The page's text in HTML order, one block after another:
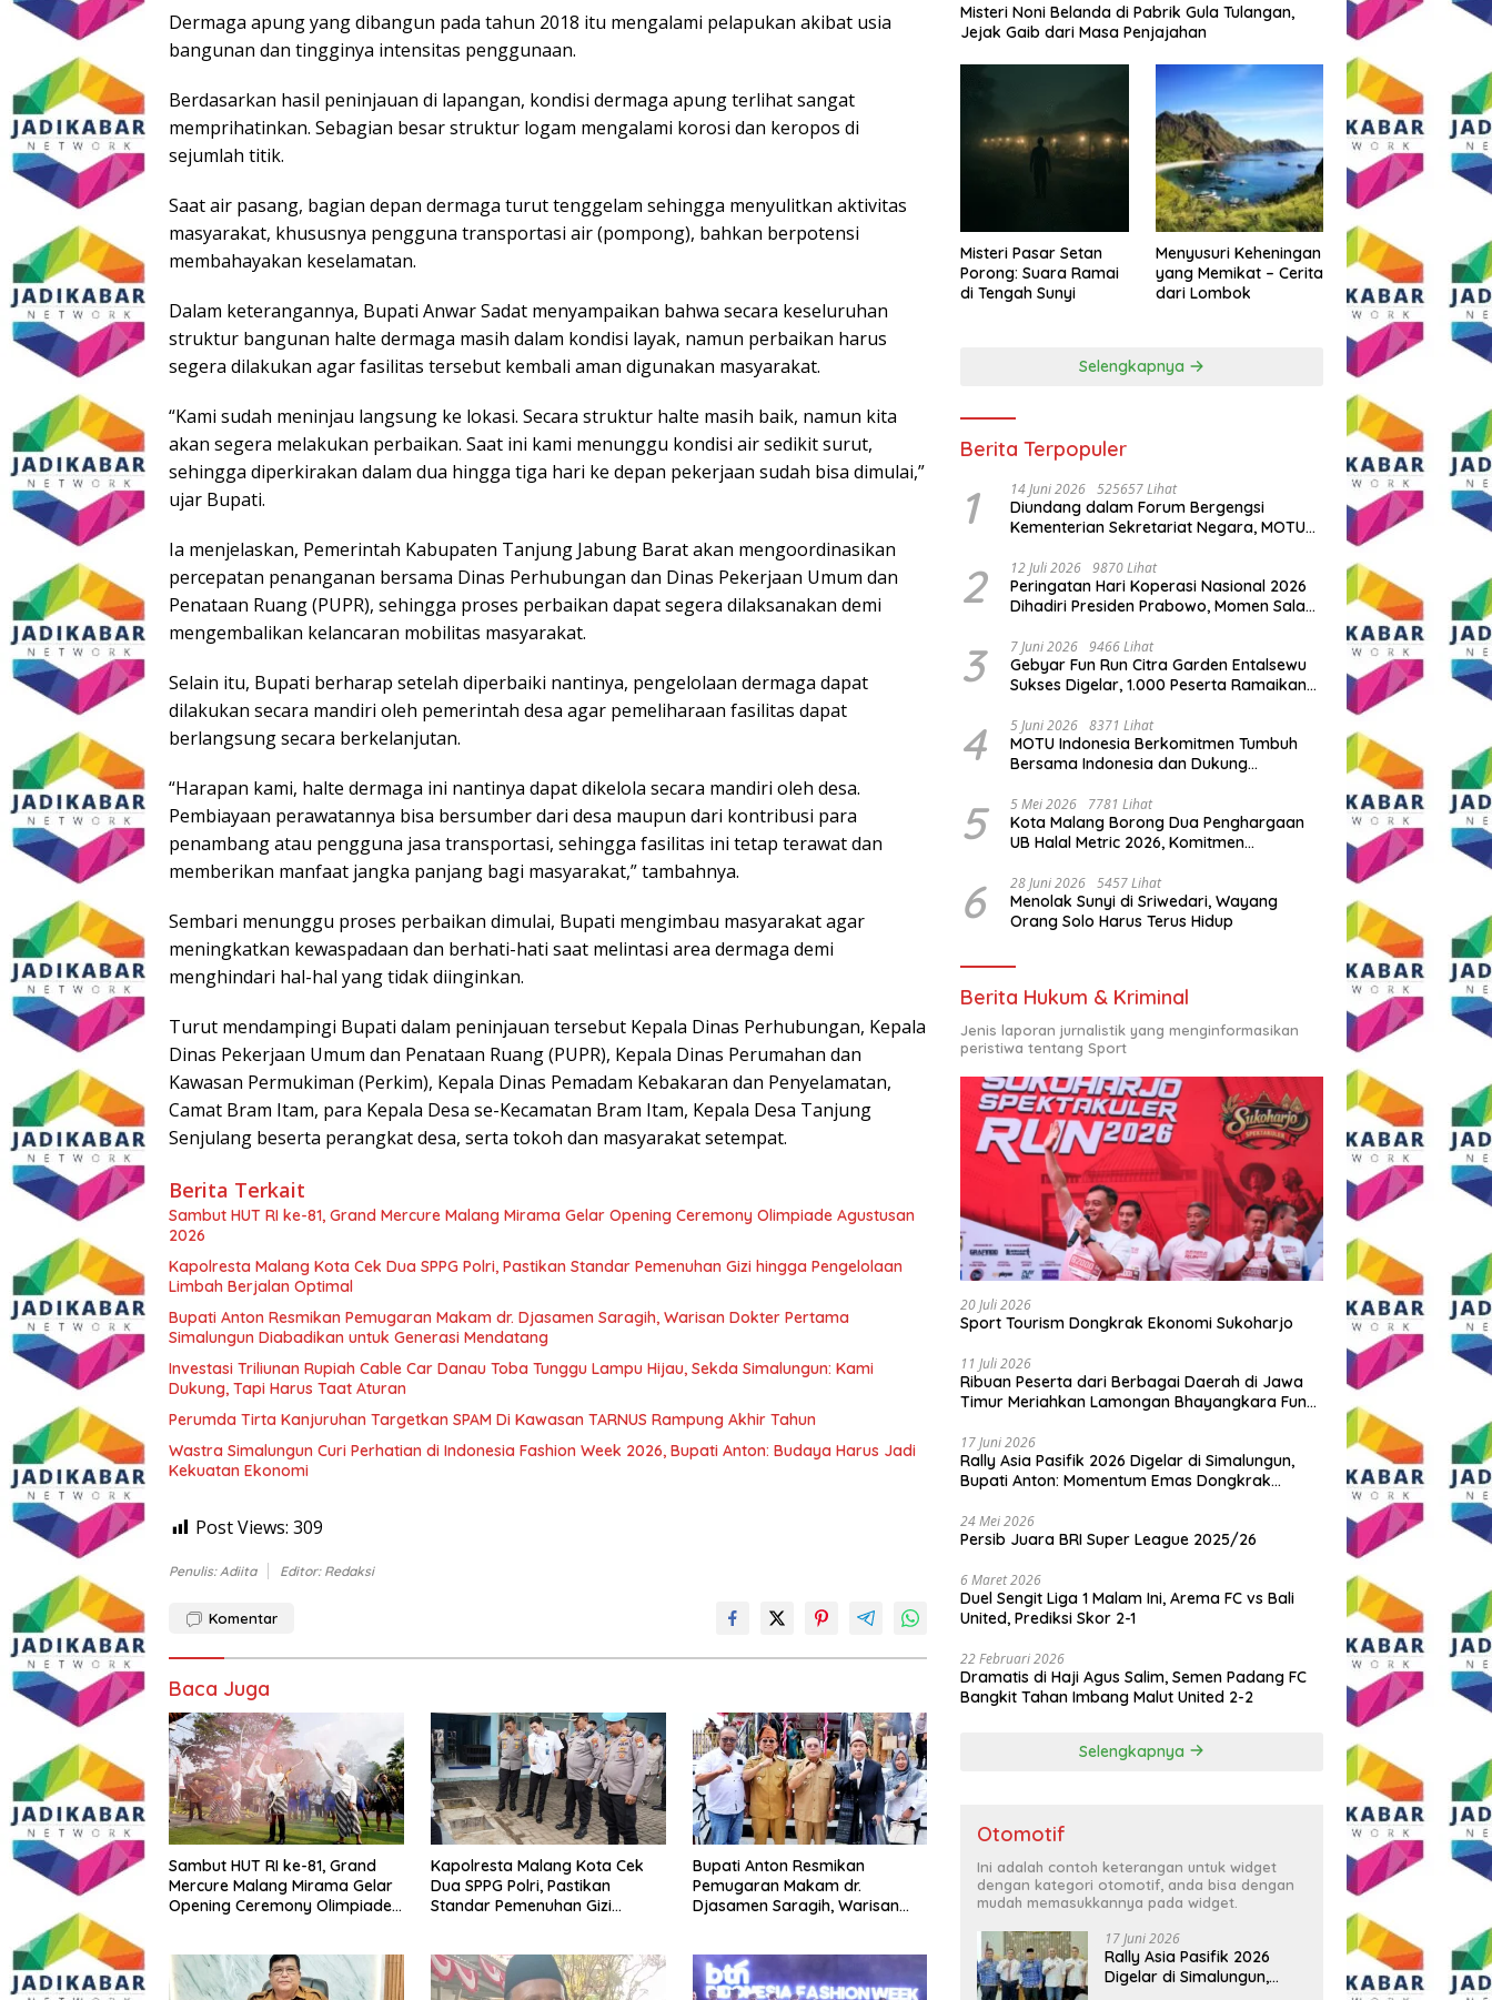
Dermaga apung yang dibangun pada tahun 2018 itu mengalami pelapukan akibat usia
bangunan dan tingginya intensitas penggunaan.
Berdasarkan hasil peninjauan di lapangan, kondisi dermaga apung terlihat sangat
memprihatinkan. Sebagian besar struktur logam mengalami korosi dan keropos di
sejumlah titik.
Saat air pasang, bagian depan dermaga turut tenggelam sehingga menyulitkan aktivitas
masyarakat, khususnya pengguna transportasi air (pompong), bahkan berpotensi
membahayakan keselamatan.
Dalam keterangannya, Bupati Anwar Sadat menyampaikan bahwa secara keseluruhan
struktur bangunan halte dermaga masih dalam kondisi layak, namun perbaikan harus
segera dilakukan agar fasilitas tersebut kembali aman digunakan masyarakat.
“Kami sudah meninjau langsung ke lokasi. Secara struktur halte masih baik, namun kita
akan segera melakukan perbaikan. Saat ini kami menunggu kondisi air sedikit surut,
sehingga diperkirakan dalam dua hingga tiga hari ke depan pekerjaan sudah bisa dimulai,”
ujar Bupati.
Ia menjelaskan, Pemerintah Kabupaten Tanjung Jabung Barat akan mengoordinasikan
percepatan penanganan bersama Dinas Perhubungan dan Dinas Pekerjaan Umum dan
Penataan Ruang (PUPR), sehingga proses perbaikan dapat segera dilaksanakan demi
mengembalikan kelancaran mobilitas masyarakat.
Selain itu, Bupati berharap setelah diperbaiki nantinya, pengelolaan dermaga dapat
dilakukan secara mandiri oleh pemerintah desa agar pemeliharaan fasilitas dapat
berlangsung secara berkelanjutan.
“Harapan kami, halte dermaga ini nantinya dapat dikelola secara mandiri oleh desa.
Pembiayaan perawatannya bisa bersumber dari desa maupun dari kontribusi para
penambang atau pengguna jasa transportasi, sehingga fasilitas ini tetap terawat dan
memberikan manfaat jangka panjang bagi masyarakat,” tambahnya.
Sembari menunggu proses perbaikan dimulai, Bupati mengimbau masyarakat agar
meningkatkan kewaspadaan dan berhati-hati saat melintasi area dermaga demi
menghindari hal-hal yang tidak diinginkan.
Turut mendampingi Bupati dalam peninjauan tersebut Kepala Dinas Perhubungan, Kepala
Dinas Pekerjaan Umum dan Penataan Ruang (PUPR), Kepala Dinas Perumahan dan
Kawasan Permukiman (Perkim), Kepala Dinas Pemadam Kebakaran dan Penyelamatan,
Camat Bram Itam, para Kepala Desa se-Kecamatan Bram Itam, Kepala Desa Tanjung
Senjulang beserta perangkat desa, serta tokoh dan masyarakat setempat.
Berita Terkait
Sambut HUT RI ke-81, Grand Mercure Malang Mirama Gelar Opening Ceremony Olimpiade Agustusan
2026
Kapolresta Malang Kota Cek Dua SPPG Polri, Pastikan Standar Pemenuhan Gizi hingga Pengelolaan
Limbah Berjalan Optimal
Bupati Anton Resmikan Pemugaran Makam dr. Djasamen Saragih, Warisan Dokter Pertama
Simalungun Diabadikan untuk Generasi Mendatang
Investasi Triliunan Rupiah Cable Car Danau Toba Tunggu Lampu Hijau, Sekda Simalungun: Kami
Dukung, Tapi Harus Taat Aturan
Perumda Tirta Kanjuruhan Targetkan SPAM Di Kawasan TARNUS Rampung Akhir Tahun
Wastra Simalungun Curi Perhatian di Indonesia Fashion Week 2026, Bupati Anton: Budaya Harus Jadi
Kekuatan Ekonomi
Post Views: 309
Penulis: Adiita Editor: Redaksi
Komentar
Baca Juga
Sambut HUT RI ke-81, Grand
Mercure Malang Mirama Gelar
Opening Ceremony Olimpiade
Kapolresta Malang Kota Cek
Dua SPPG Polri, Pastikan
Standar Pemenuhan Gizi
Bupati Anton Resmikan
Pemugaran Makam dr.
Djasamen Saragih, Warisan
Mendatang
Misteri Noni Belanda di Pabrik Gula Tulangan,
Jejak Gaib dari Masa Penjajahan
Misteri Pasar Setan
Porong: Suara Ramai
di Tengah Sunyi
Menyusuri Keheningan
yang Memikat – Cerita
dari Lombok
Selengkapnya
Berita Terpopuler
1 14 Juni 2026 525657 Lihat
Diundang dalam Forum Bergengsi
Kementerian Sekretariat Negara, MOTU
Indonesia
2 12 Juli 2026 9870 Lihat
Peringatan Hari Koperasi Nasional 2026
Dihadiri Presiden Prabowo, Momen Salam
3 7 Juni 2026 9466 Lihat
Gebyar Fun Run Citra Garden Entalsewu
Sukses Digelar, 1.000 Peserta Ramaikan
4 5 Juni 2026 8371 Lihat
MOTU Indonesia Berkomitmen Tumbuh
Bersama Indonesia dan Dukung
5 5 Mei 2026 7781 Lihat
Kota Malang Borong Dua Penghargaan
UB Halal Metric 2026, Komitmen
6 28 Juni 2026 5457 Lihat
Menolak Sunyi di Sriwedari, Wayang
Orang Solo Harus Terus Hidup
Berita Hukum & Kriminal
Jenis laporan jurnalistik yang menginformasikan
peristiwa tentang Sport
20 Juli 2026
Sport Tourism Dongkrak Ekonomi Sukoharjo
11 Juli 2026
Ribuan Peserta dari Berbagai Daerah di Jawa
Timur Meriahkan Lamongan Bhayangkara Fun
17 Juni 2026
Rally Asia Pasifik 2026 Digelar di Simalungun,
Bupati Anton: Momentum Emas Dongkrak
24 Mei 2026
Persib Juara BRI Super League 2025/26
6 Maret 2026
Duel Sengit Liga 1 Malam Ini, Arema FC vs Bali
United, Prediksi Skor 2-1
22 Februari 2026
Dramatis di Haji Agus Salim, Semen Padang FC
Bangkit Tahan Imbang Malut United 2-2
Selengkapnya
Otomotif
Ini adalah contoh keterangan untuk widget
dengan kategori otomotif, anda bisa dengan
mudah memasukkannya pada widget.
17 Juni 2026
Rally Asia Pasifik 2026
Digelar di Simalungun,